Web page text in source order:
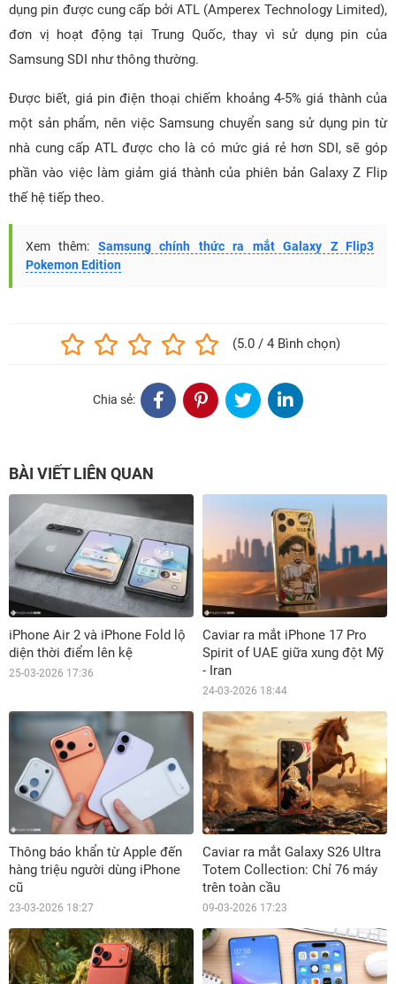
dụng pin được cung cấp bởi ATL (Amperex Technology Limited),
đơn vị hoạt động tại Trung Quốc, thay vì sử dụng pin của
Samsung SDI như thông thường.
Được biết, giá pin điện thoại chiếm khoảng 4-5% giá thành của
một sản phẩm, nên việc Samsung chuyển sang sử dụng pin từ
nhà cung cấp ATL được cho là có mức giá rẻ hơn SDI, sẽ góp
phần vào việc làm giảm giá thành của phiên bản Galaxy Z Flip
thế hệ tiếp theo.
Xem thêm: Samsung chính thức ra mắt Galaxy Z Flip3
Pokemon Edition
(5.0 / 4 Bình chọn)
Chia sẻ:
BÀI VIẾT LIÊN QUAN
iPhone Air 2 và iPhone Fold lộ
diện thời điểm lên kệ
25-03-2026 17:36
Caviar ra mắt iPhone 17 Pro
Spirit of UAE giữa xung đột Mỹ
- Iran
24-03-2026 18:44
Thông báo khẩn từ Apple đến
hàng triệu người dùng iPhone
cũ
23-03-2026 18:27
Caviar ra mắt Galaxy S26 Ultra
Totem Collection: Chỉ 76 máy
trên toàn cầu
09-03-2026 17:23